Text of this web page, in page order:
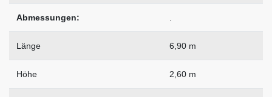
Abmessungen:
Länge 6,90 m
Höhe 2,60 m